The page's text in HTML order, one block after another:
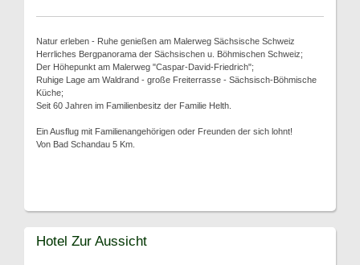
Natur erleben - Ruhe genießen am Malerweg Sächsische Schweiz
Herrliches Bergpanorama der Sächsischen u. Böhmischen Schweiz;
Der Höhepunkt am Malerweg "Caspar-David-Friedrich";
Ruhige Lage am Waldrand - große Freiterrasse - Sächsisch-Böhmische
Küche;
Seit 60 Jahren im Familienbesitz der Familie Helth.
Ein Ausflug mit Familienangehörigen oder Freunden der sich lohnt!
Von Bad Schandau 5 Km.
Hotel Zur Aussicht